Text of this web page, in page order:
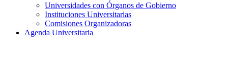
Universidades con Órganos de Gobierno
Instituciones Universitarias
Comisiones Organizadoras
Agenda Universitaria